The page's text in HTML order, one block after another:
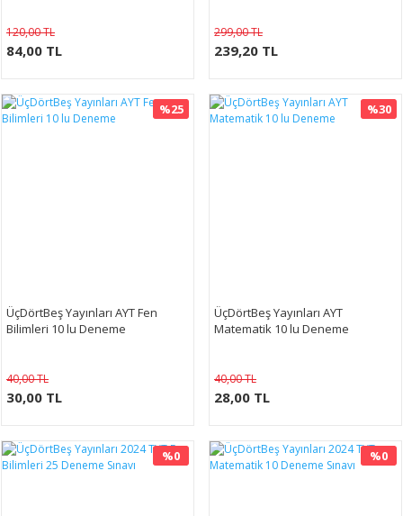
120,00 TL
84,00 TL
299,00 TL
239,20 TL
%25
ÜçDörtBeş Yayınları AYT Fen
Bilimleri 10 lu Deneme
40,00 TL
30,00 TL
%30
ÜçDörtBeş Yayınları AYT
Matematik 10 lu Deneme
40,00 TL
28,00 TL
%0 %0